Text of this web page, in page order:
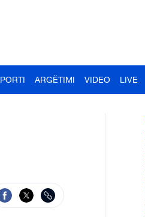
ARGËTIMI VIDEO LIVE